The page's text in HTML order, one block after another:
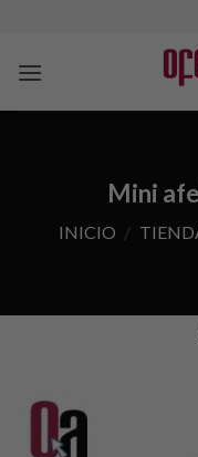
content
Mini
INICIO /